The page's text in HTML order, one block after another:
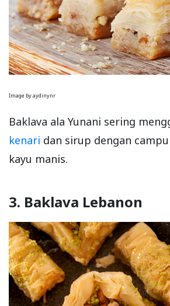
Image by aydinynr
Baklava ala Yunani sering
kenari dan sirup dengan
kayu manis.
3. Baklava Lebanon